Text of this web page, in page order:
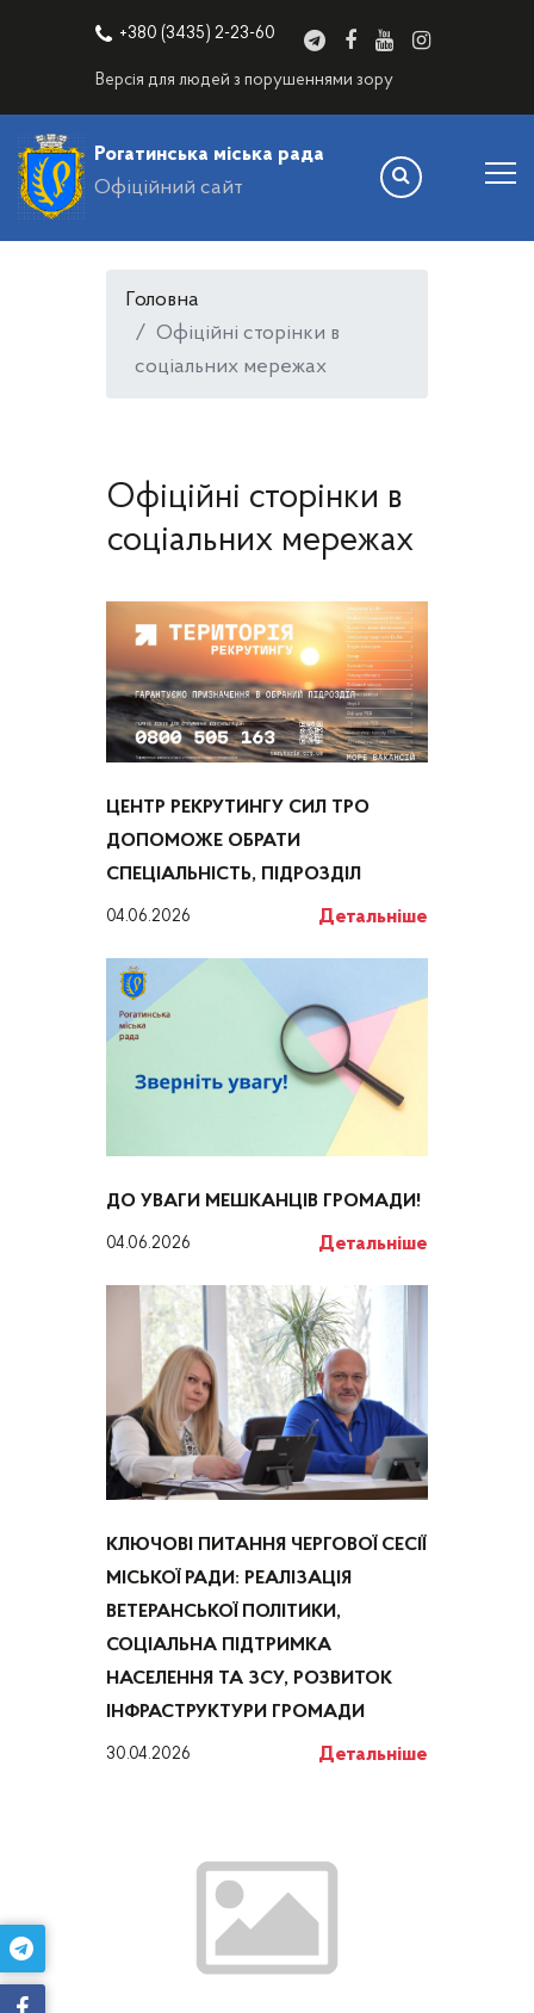
+380 (3435) 2-23-60
Версія для людей з порушеннями зору
Рогатинська міська рада
Офіційний сайт
Головна
Офіційні сторінки в
соціальних мережах
Офіційні сторінки в
соціальних мережах
ЦЕНТР РЕКРУТИНГУ СИЛ ТРО
ДОПОМОЖЕ ОБРАТИ
СПЕЦІАЛЬНІСТЬ, ПІДРОЗДІЛ
04.06.2026 Детальніше
ДО УВАГИ МЕШКАНЦІВ ГРОМАДИ!
04.06.2026 Детальніше
КЛЮЧОВІ ПИТАННЯ ЧЕРГОВОЇ СЕСІЇ
МІСЬКОЇ РАДИ: РЕАЛІЗАЦІЯ
ВЕТЕРАНСЬКОЇ ПОЛІТИКИ,
СОЦІАЛЬНА ПІДТРИМКА
НАСЕЛЕННЯ ТА ЗСУ, РОЗВИТОК
ІНФРАСТРУКТУРИ ГРОМАДИ
30.04.2026 Детальніше